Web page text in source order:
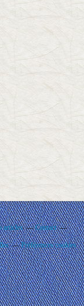
articles Contact
Préférences cookies